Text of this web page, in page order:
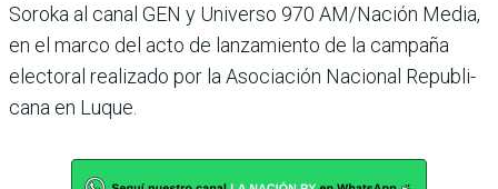
Soroka al canal GEN y Universo 970 AM/Nación Media,
en el marco del acto de lanzamiento de la cam­paña
electoral realizado por la Asociación Nacional Republi­
cana en Luque.